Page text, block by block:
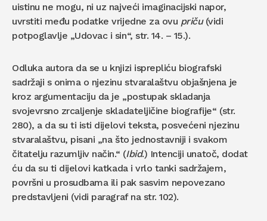
uistinu ne mogu, ni uz najveći imaginacijski napor,
uvrstiti među podatke vrijedne za ovu priču(vidi
potpoglavlje „Udovac i sin“, str. 14. – 15.).
Odluka autora da se u knjizi isprepliću biografski
sadržaji s onima o njezinu stvaralaštvu objašnjena je
kroz argumentaciju da je „postupak skladanja
svojevrsno zrcaljenje skladateljičine biografije“ (str.
280), a da su ti isti dijelovi teksta, posvećeni njezinu
stvaralaštvu, pisani „na što jednostavniji i svakom
čitatelju razumljiv način.“ (Ibid.) Intenciji unatoč, dodat
ću da su ti dijelovi katkada i vrlo tanki sadržajem,
površni u prosudbama ili pak sasvim nepovezano
predstavljeni (vidi paragraf na str. 102).